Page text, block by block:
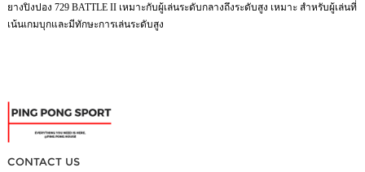
ยางปิงปอง 729 BATTLE II เหมาะกับผู้เล่นระดับกลางถึงระดับสูง เหมาะ สำหรับผู้เล่นที่
เน้นเกมบุกและมีทักษะการเล่นระดับสูง
CONTACT US